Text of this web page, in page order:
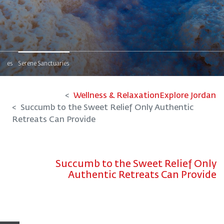
Serene Sanctuaries
Explore Jordan
Wellness & Relaxation
Succumb to the Sweet Relief Only Authentic
Retreats Can Provide
Succumb to the Sweet Relief Only
Authentic Retreats Can Provide